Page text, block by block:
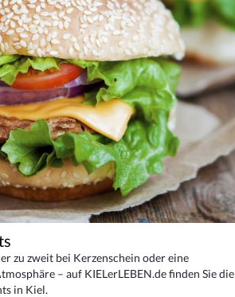
zu zweit bei Kerzenschein oder eine
– auf KIELerLEBEN.de finden Sie die
in Kiel.